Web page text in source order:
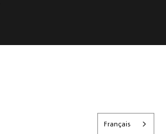
Français